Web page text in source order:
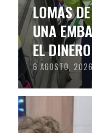
LOMAS
UNA
EL
6 AGOSTO, 2026